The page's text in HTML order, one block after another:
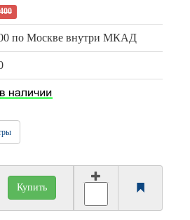
по Москве внутри МКАД
Купить